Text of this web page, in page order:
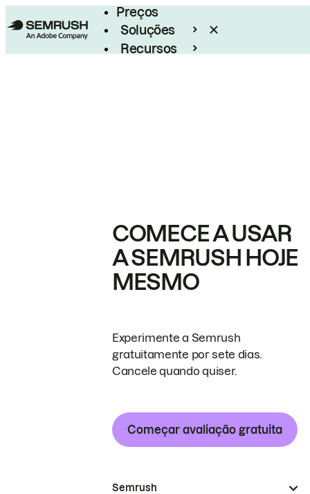
Preços
Soluções
Recursos
COMECE A USAR
A SEMRUSH HOJE
MESMO
Experimente a Semrush
gratuitamente por sete dias.
Cancele quando quiser.
Começar avaliação gratuita
Semrush